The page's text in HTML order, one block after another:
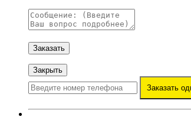
Заказать
Закрыть
Заказать